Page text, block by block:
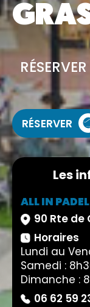
RÉSERVER
Les
ALL IN
90 Rte de
Horaires
Lundi au
Samedi :
Dimanche :
06 62 59